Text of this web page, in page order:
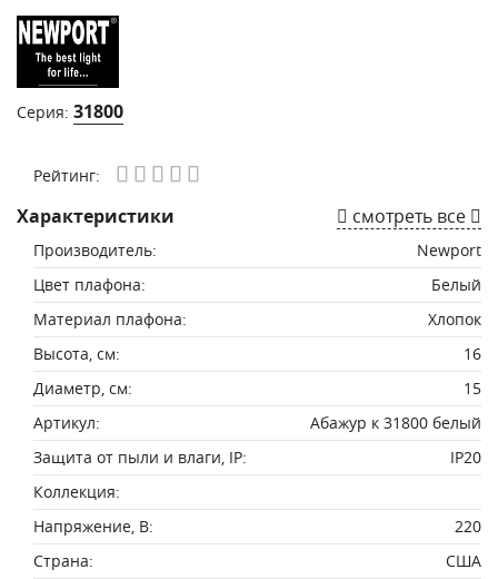
Серия: 31800
Рейтинг:
Характеристики смотреть все
Производитель:
Newport
Цвет плафона:
Белый
Материал плафона:
Хлопок
Высота, см:
16
Диаметр, см:
15
Артикул:
Абажур к 31800 белый
Защита от пыли и влаги, IP:
IP20
Коллекция:
Напряжение, В:
220
Страна:
США